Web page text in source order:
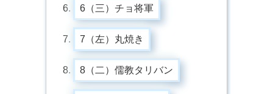
6（三）チョ将軍
7（左）丸焼き
8（二）儒教タリバン